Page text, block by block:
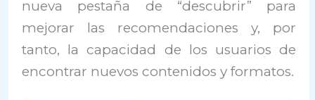
nueva pestaña de “descubrir” para
mejorar las recomendaciones y, por
tanto, la capacidad de los usuarios de
encontrar nuevos contenidos y formatos.